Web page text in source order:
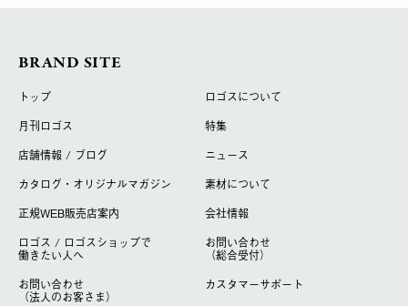
BRAND SITE
トップ
ロゴスについて
月刊ロゴス
特集
店舗情報 / ブログ
ニュース
カタログ・オリジナルマガジン
素材について
正規WEB販売店案内
会社情報
ロゴス / ロゴスショップで
働きたい人へ
お問い合わせ
（総合受付）
お問い合わせ
（法人のお客さま）
カスタマーサポート